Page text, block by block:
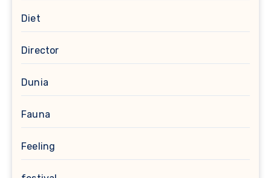
Diet
Director
Dunia
Fauna
Feeling